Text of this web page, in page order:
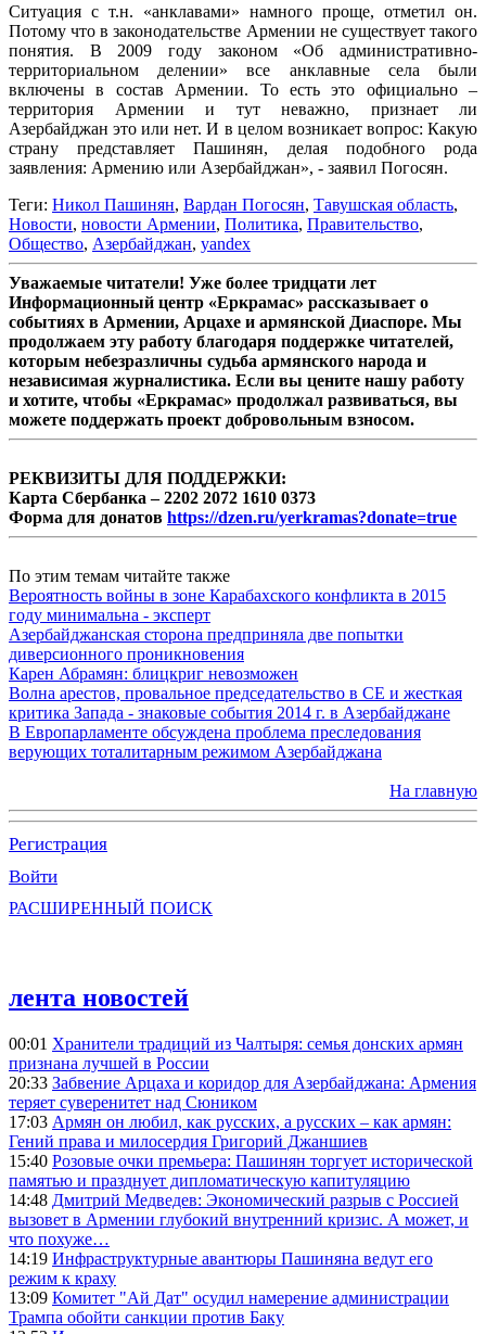
Ситуация с т.н. «анклавами» намного проще, отметил он.
Потому что в законодательстве Армении не существует такого
понятия. В 2009 году законом «Об административно-
территориальном делении» все анклавные села были
включены в состав Армении. То есть это официально –
территория Армении и тут неважно, признает ли
Азербайджан это или нет. И в целом возникает вопрос: Какую
страну представляет Пашинян, делая подобного рода
заявления: Армению или Азербайджан», - заявил Погосян.
Теги: Никол Пашинян, Вардан Погосян, Тавушская область,
Новости, новости Армении, Политика, Правительство,
Общество, Азербайджан, yandex
Уважаемые читатели! Уже более тридцати лет
Информационный центр «Еркрамас» рассказывает о
событиях в Армении, Арцахе и армянской Диаспоре. Мы
продолжаем эту работу благодаря поддержке читателей,
которым небезразличны судьба армянского народа и
независимая журналистика. Если вы цените нашу работу
и хотите, чтобы «Еркрамас» продолжал развиваться, вы
можете поддержать проект добровольным взносом.
РЕКВИЗИТЫ ДЛЯ ПОДДЕРЖКИ:
Карта Сбербанка – 2202 2072 1610 0373
Форма для донатов https://dzen.ru/yerkramas?donate=true
По этим темам читайте также
Вероятность войны в зоне Карабахского конфликта в 2015
году минимальна - эксперт
Азербайджанская сторона предприняла две попытки
диверсионного проникновения
Карен Абрамян: блицкриг невозможен
Волна арестов, провальное председательство в СЕ и жесткая
критика Запада - знаковые события 2014 г. в Азербайджане
В Европарламенте обсуждена проблема преследования
верующих тоталитарным режимом Азербайджана
На главную
Регистрация
Войти
РАСШИРЕННЫЙ ПОИСК
лента новостей
00:01 Хранители традиций из Чалтыря: семья донских армян
признана лучшей в России
20:33 Забвение Арцаха и коридор для Азербайджана: Армения
теряет суверенитет над Сюником
17:03 Армян он любил, как русских, а русских – как армян:
Гений права и милосердия Григорий Джаншиев
15:40 Розовые очки премьера: Пашинян торгует исторической
памятью и празднует дипломатическую капитуляцию
14:48 Дмитрий Медведев: Экономический разрыв с Россией
вызовет в Армении глубокий внутренний кризис. А может, и
что похуже…
14:19 Инфраструктурные авантюры Пашиняна ведут его
режим к краху
13:09 Комитет "Ай Дат" осудил намерение администрации
Трампа обойти санкции против Баку